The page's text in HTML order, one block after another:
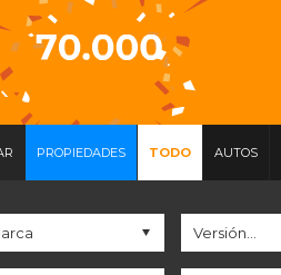
PROPIEDADES TODO AUTOS